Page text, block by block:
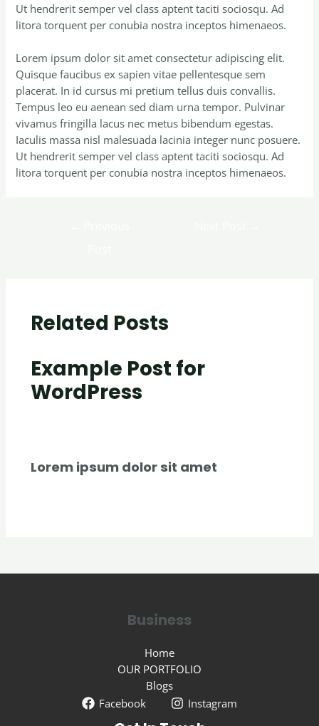
Ut hendrerit semper vel class aptent taciti sociosqu. Ad
litora torquent per conubia nostra inceptos himenaeos.
Lorem ipsum dolor sit amet consectetur adipiscing elit.
Quisque faucibus ex sapien vitae pellentesque sem
placerat. In id cursus mi pretium tellus duis convallis.
Tempus leo eu aenean sed diam urna tempor. Pulvinar
vivamus fringilla lacus nec metus bibendum egestas.
Iaculis massa nisl malesuada lacinia integer nunc posuere.
Ut hendrerit semper vel class aptent taciti sociosqu. Ad
litora torquent per conubia nostra inceptos himenaeos.
Related Posts
Example Post for
WordPress
Lorem ipsum dolor sit amet
Business
Home
OUR PORTFOLIO
Blogs
Facebook
Instagram